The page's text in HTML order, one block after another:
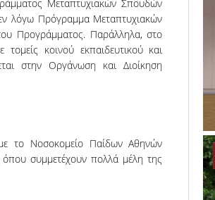
Μεταπτυχιακών Σπουδών
λόγω Πρόγραμμα Μεταπτυχιακών
Προγράμματος. Παράλληλα, στο
κοινού εκπαιδευτικού και
στην Οργάνωση και Διοίκηση
το Νοσοκομείο Παίδων Αθηνών
όπου συμμετέχουν πολλά μέλη της